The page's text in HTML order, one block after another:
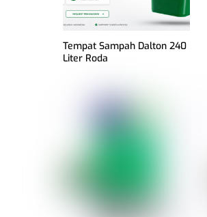
Tempat Sampah Dalton 240
Liter Roda